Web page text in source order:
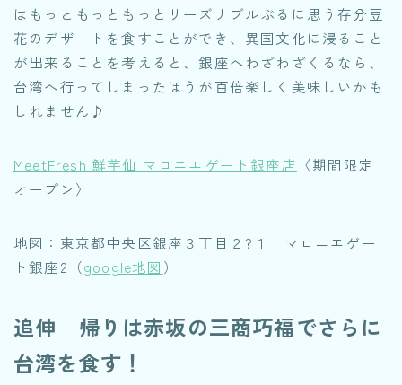
はもっともっともっとリーズナブルぶるに思う存分豆
花のデザートを食すことができ、異国文化に浸ること
が出来ることを考えると、銀座へわざわざくるなら、
台湾へ行ってしまったほうが百倍楽しく美味しいかも
しれません♪
MeetFresh 鮮芋仙 マロニエゲート銀座店 〈期間限定
オープン〉
地図：東京都中央区銀座３丁目２?１ マロニエゲー
ト銀座2（google地図 ）
追伸 帰りは赤坂の三商巧福でさらに
台湾を食す！